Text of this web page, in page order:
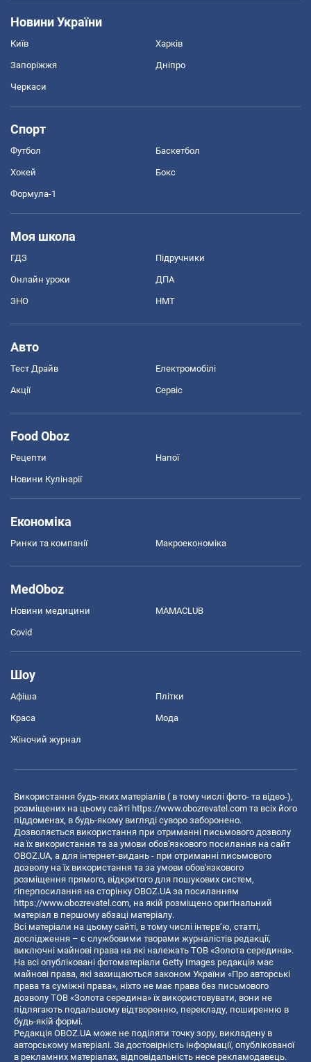
Новини України
Київ Харків
Запоріжжя Дніпро
Черкаси
Спорт
Футбол Баскетбол
Хокей Бокс
Формула-1
Моя школа
ГДЗ Підручники
Онлайн уроки ДПА
ЗНО НМТ
Авто
Тест Драйв Електромобілі
Акції Сервіс
Food Oboz
Рецепти Напої
Новини Кулінарії
Економіка
Ринки та компанії Макроекономіка
MedOboz
Новини медицини MAMACLUB
Covid
Шоу
Афіша Плітки
Краса Мода
Жіночий журнал
Використання будь-яких матеріалів ( в тому числі фото- та відео-),
розміщених на цьому сайті https://www.obozrevatel.com та всіх його
піддоменах, в будь-якому вигляді суворо заборонено.
Дозволяється використання при отриманні письмового дозволу
на їх використання та за умови обов'язкового посилання на сайт
OBOZ.UA, а для інтернет-видань - при отриманні письмового
дозволу на їх використання та за умови обов'язкового
розміщення прямого, відкритого для пошукових систем,
гіперпосилання на сторінку OBOZ.UA за посиланням
https://www.obozrevatel.com, на якій розміщено оригінальний
матеріал в першому абзаці матеріалу.
Всі матеріали на цьому сайті, в тому числі інтерв’ю, статті,
дослідження – є службовими творами журналістів редакції,
виключні майнові права на які належать ТОВ «Золота середина».
На всі опубліковані фотоматеріали Getty Images редакція має
майнові права, які захищаються законом України «Про авторські
права та суміжні права», ніхто не має права без письмового
дозволу ТОВ «Золота середина» їх використовувати, вони не
підлягають подальшому відтворенню, перекладу, поширенню в
будь-якій формі.
Редакція OBOZ.UA може не поділяти точку зору, викладену в
авторському матеріалі. За достовірність інформації, опублікованої
в рекламних матеріалах, відповідальність несе рекламодавець.